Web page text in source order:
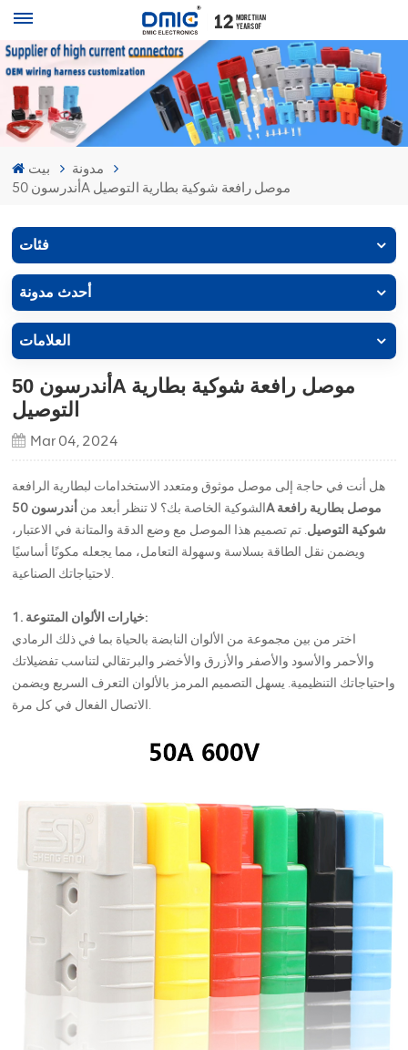
بيت
مدونة
أندرسون 50A موصل رافعة شوكية بطارية التوصيل
فئات
أحدث مدونة
العلامات
أندرسون 50A موصل رافعة شوكية بطارية
التوصيل
Mar 04, 2024
هل أنت في حاجة إلى موصل موثوق ومتعدد الاستخدامات لبطارية الرافعة
الشوكية الخاصة بك؟ لا تنظر أبعد من
أندرسون 50A موصل بطارية رافعة
شوكية التوصيل. تم تصميم هذا الموصل مع وضع الدقة والمتانة في الاعتبار،
ويضمن نقل الطاقة بسلاسة وسهولة التعامل، مما يجعله مكونًا أساسيًا
لاحتياجاتك الصناعية.
1. خيارات الألوان المتنوعة:
اختر من بين مجموعة من الألوان النابضة بالحياة بما في ذلك الرمادي
والأحمر والأسود والأصفر والأزرق والأخضر والبرتقالي لتناسب تفضيلاتك
واحتياجاتك التنظيمية. يسهل التصميم المرمز بالألوان التعرف السريع ويضمن
الاتصال الفعال في كل مرة.